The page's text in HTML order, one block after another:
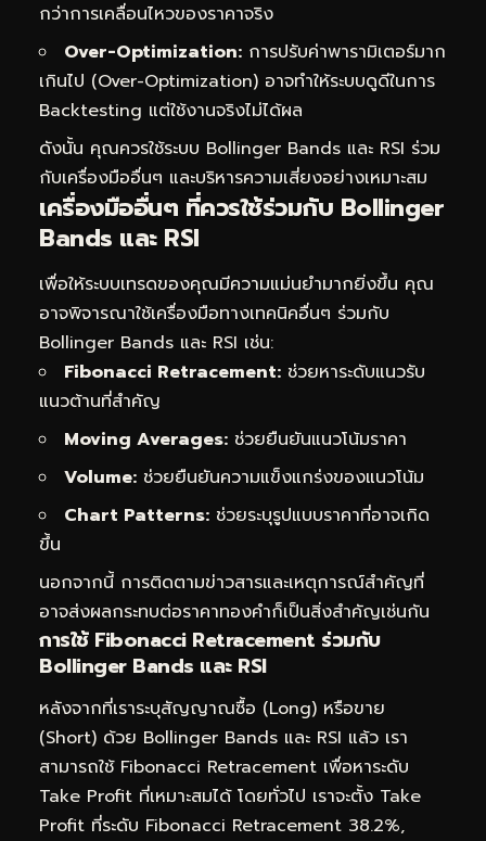
กว่าการเคลื่อนไหวของราคาจริง
Over-Optimization: การปรับค่าพารามิเตอร์มาก
เกินไป (Over-Optimization) อาจทำให้ระบบดูดีในการ
Backtesting แต่ใช้งานจริงไม่ได้ผล
ดังนั้น คุณควรใช้ระบบ Bollinger Bands และ RSI ร่วม
กับเครื่องมืออื่นๆ และบริหารความเสี่ยงอย่างเหมาะสม
เครื่องมืออื่นๆ ที่ควรใช้ร่วมกับ Bollinger
Bands และ RSI
เพื่อให้ระบบเทรดของคุณมีความแม่นยำมากยิ่งขึ้น คุณ
อาจพิจารณาใช้เครื่องมือทางเทคนิคอื่นๆ ร่วมกับ
Bollinger Bands และ RSI เช่น:
Fibonacci Retracement: ช่วยหาระดับแนวรับ
แนวต้านที่สำคัญ
Moving Averages: ช่วยยืนยันแนวโน้มราคา
Volume: ช่วยยืนยันความแข็งแกร่งของแนวโน้ม
Chart Patterns: ช่วยระบุรูปแบบราคาที่อาจเกิด
ขึ้น
นอกจากนี้ การติดตามข่าวสารและเหตุการณ์สำคัญที่
อาจส่งผลกระทบต่อราคาทองคำก็เป็นสิ่งสำคัญเช่นกัน
การใช้ Fibonacci Retracement ร่วมกับ
Bollinger Bands และ RSI
หลังจากที่เราระบุสัญญาณซื้อ (Long) หรือขาย
(Short) ด้วย Bollinger Bands และ RSI แล้ว เรา
สามารถใช้ Fibonacci Retracement เพื่อหาระดับ
Take Profit ที่เหมาะสมได้ โดยทั่วไป เราจะตั้ง Take
Profit ที่ระดับ Fibonacci Retracement 38.2%,